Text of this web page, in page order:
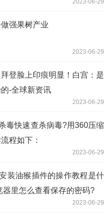
强果树产业
2023-06-29
登脸上印痕明显！白宫：是
-全球新资讯
2023-06-29
毒快速查杀病毒?用360压缩
程如下：
2023-06-29
装油猴插件的操作教程是什
器里怎么查看保存的密码?
2023-06-29